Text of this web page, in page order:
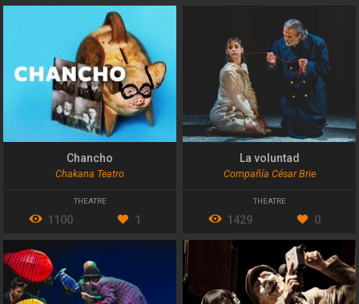
Chancho
Chakana Teatro
THEATRE
1100 1
La voluntad
Compañía César Brie
THEATRE
1429 0